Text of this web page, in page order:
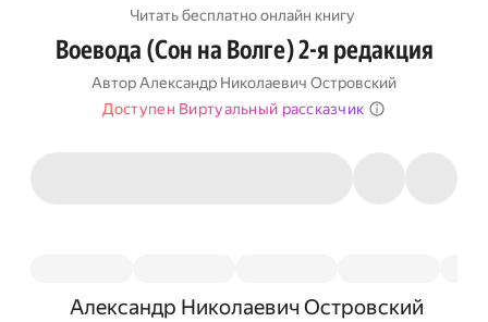
Читать бесплатно онлайн книгу
Воевода (Сон на Волге) 2-я редакция
АвторАлександр Николаевич Островский
Доступен Виртуальный рассказчик
Александр Николаевич Островский